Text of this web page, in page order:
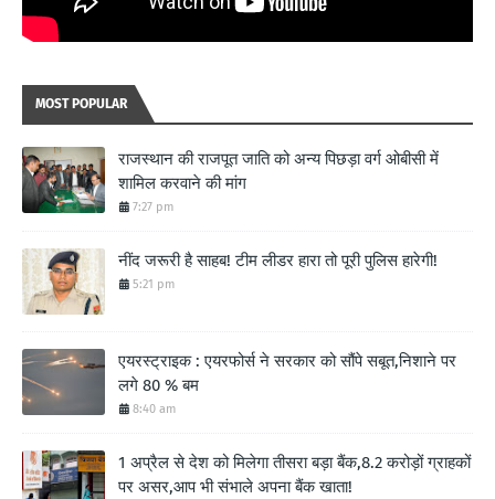
MOST POPULAR
राजस्थान की राजपूत जाति को अन्य पिछड़ा वर्ग ओबीसी में
शामिल करवाने की मांग
7:27 pm
नींद जरूरी है साहब! टीम लीडर हारा तो पूरी पुलिस हारेगी!
5:21 pm
एयरस्ट्राइक : एयरफोर्स ने सरकार को सौंपे सबूत,निशाने पर
लगे 80 % बम
8:40 am
1 अप्रैल से देश को मिलेगा तीसरा बड़ा बैंक,8.2 करोड़ों ग्राहकों
पर असर,आप भी संभाले अपना बैंक खाता!